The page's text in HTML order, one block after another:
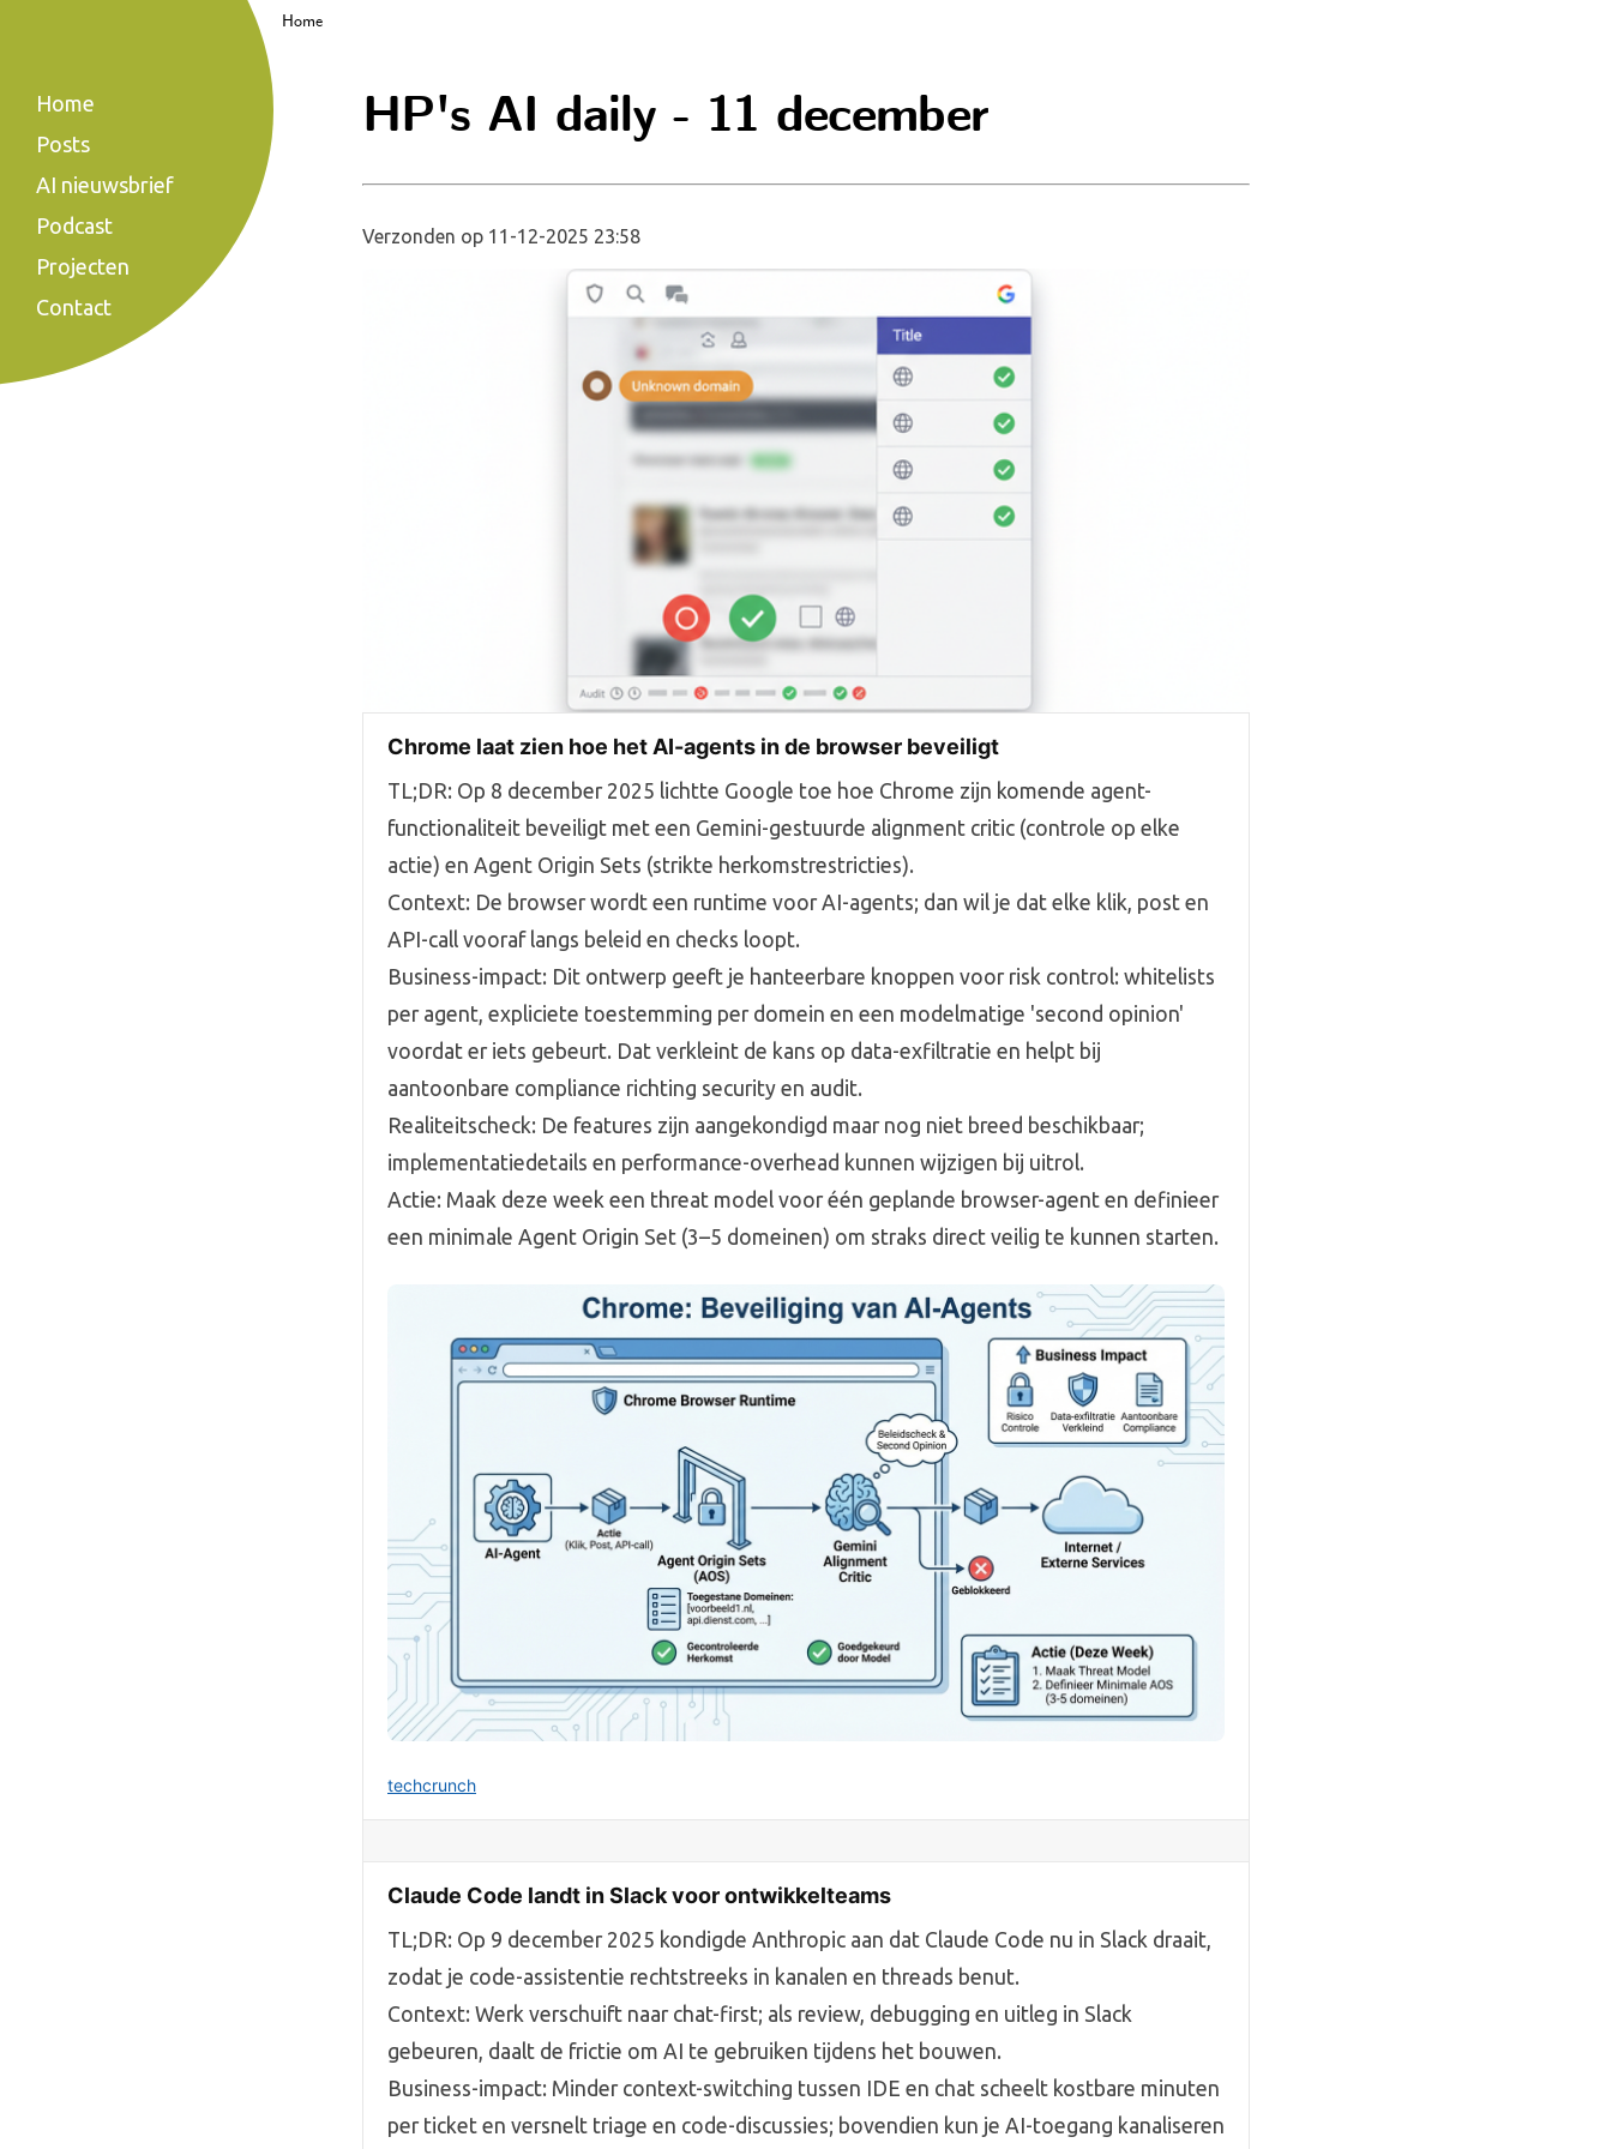
Home
Home
Posts
AI nieuwsbrief
Podcast
Projecten
Contact
HP's AI daily - 11 december
Verzonden op 11-12-2025 23:58
Chrome laat zien hoe het AI-agents in de browser beveiligt
TL;DR: Op 8 december 2025 lichtte Google toe hoe Chrome zijn komende agent-
functionaliteit beveiligt met een Gemini-gestuurde alignment critic (controle op elke
actie) en Agent Origin Sets (strikte herkomstrestricties).
Context: De browser wordt een runtime voor AI-agents; dan wil je dat elke klik, post en
API-call vooraf langs beleid en checks loopt.
Business-impact: Dit ontwerp geeft je hanteerbare knoppen voor risk control: whitelists
per agent, expliciete toestemming per domein en een modelmatige 'second opinion'
voordat er iets gebeurt. Dat verkleint de kans op data-exfiltratie en helpt bij
aantoonbare compliance richting security en audit.
Realiteitscheck: De features zijn aangekondigd maar nog niet breed beschikbaar;
implementatiedetails en performance-overhead kunnen wijzigen bij uitrol.
Actie: Maak deze week een threat model voor één geplande browser-agent en definieer
een minimale Agent Origin Set (3–5 domeinen) om straks direct veilig te kunnen starten.
techcrunch
Claude Code landt in Slack voor ontwikkelteams
TL;DR: Op 9 december 2025 kondigde Anthropic aan dat Claude Code nu in Slack draait,
zodat je code-assistentie rechtstreeks in kanalen en threads benut.
Context: Werk verschuift naar chat-first; als review, debugging en uitleg in Slack
gebeuren, daalt de frictie om AI te gebruiken tijdens het bouwen.
Business-impact: Minder context-switching tussen IDE en chat scheelt kostbare minuten
per ticket en versnelt triage en code-discussies; bovendien kun je AI-toegang kanaliseren